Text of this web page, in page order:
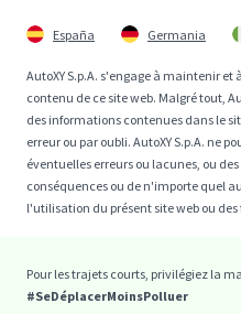
España Germania
AutoXY S.p.A. s'engage à maintenir
contenu de ce site web. Malgré tout,
des informations contenues dans le
erreur ou par oubli. AutoXY S.p.A. ne
éventuelles erreurs ou lacunes, ou
conséquences ou de n'importe quel
l'utilisation du présent site web ou
Pour les trajets courts, privilégiez la
#SeDéplacerMoinsPolluer